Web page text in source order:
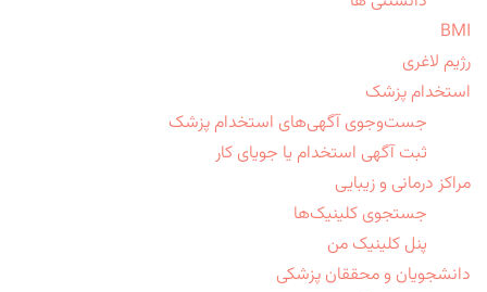
BMI
رژیم لاغری
استخدام پزشک
جست‌وجوی آگهی‌های استخدام پزشک
ثبت آگهی استخدام یا جویای کار
مراکز درمانی و زیبایی
جستجوی کلینیک‌ها
پنل کلینیک من
دانشجویان و محققان پزشکی